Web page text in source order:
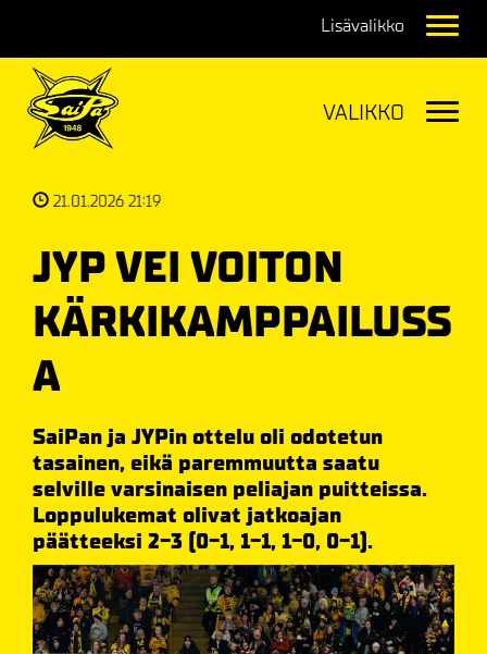
21.01.2026 21:19
JYP VEI VOITON
KÄRKIKAMPPAILUSS
A
SaiPan ja JYPin ottelu oli odotetun
tasainen, eikä paremmuutta saatu
selville varsinaisen peliajan puitteissa.
Loppulukemat olivat jatkoajan
päätteeksi 2-3 (0-1, 1-1, 1-0, 0-1).